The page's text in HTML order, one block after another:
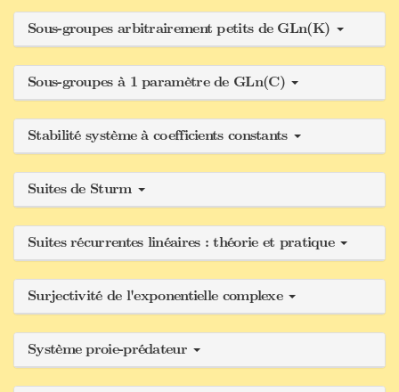
Sous-groupes arbitrairement petits de GLn(K)
Sous-groupes à 1 paramètre de GLn(C)
Stabilité système à coefficients constants
Suites de Sturm
Suites récurrentes linéaires : théorie et pratique
Surjectivité de l'exponentielle complexe
Système proie-prédateur